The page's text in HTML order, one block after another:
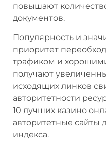
повышают
документов.
Популярность и
приоритет
трафиком и
получают
исходящих линков
авторитетности
10 лучших казино
авторитетные сайты
индекса.